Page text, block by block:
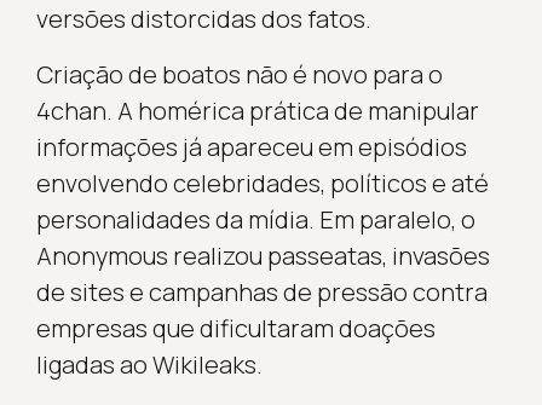
versões distorcidas dos fatos.
Criação de boatos não é novo para o
4chan. A homérica prática de manipular
informações já apareceu em episódios
envolvendo celebridades, políticos e até
personalidades da mídia. Em paralelo, o
Anonymous realizou passeatas, invasões
de sites e campanhas de pressão contra
empresas que dificultaram doações
ligadas ao Wikileaks.